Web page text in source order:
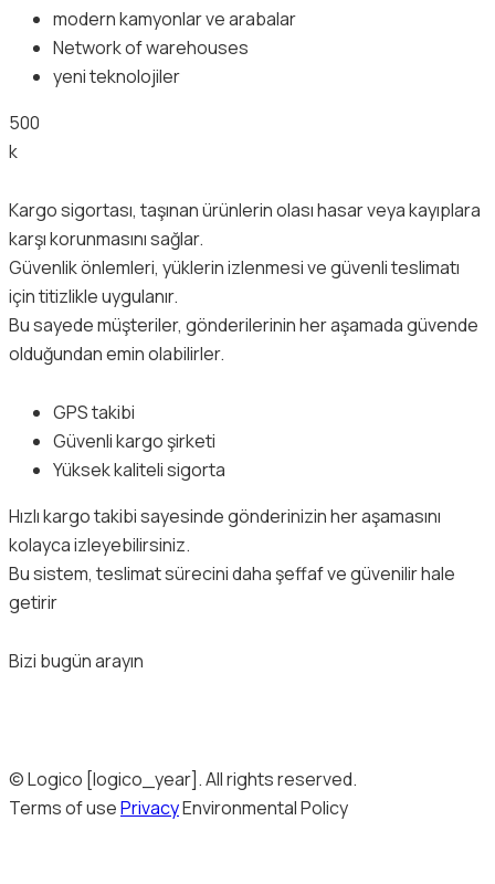
modern kamyonlar ve arabalar
Network of warehouses
yeni teknolojiler
500
k
Kargo sigortası, taşınan ürünlerin olası hasar veya kayıplara
karşı korunmasını sağlar.
Güvenlik önlemleri, yüklerin izlenmesi ve güvenli teslimatı
için titizlikle uygulanır.
Bu sayede müşteriler, gönderilerinin her aşamada güvende
olduğundan emin olabilirler.
GPS takibi
Güvenli kargo şirketi
Yüksek kaliteli sigorta
Hızlı kargo takibi sayesinde gönderinizin her aşamasını
kolayca izleyebilirsiniz.
Bu sistem, teslimat sürecini daha şeffaf ve güvenilir hale
getirir
Bizi bugün arayın
© Logico [logico_year]. All rights reserved.
Terms of usePrivacyEnvironmental Policy